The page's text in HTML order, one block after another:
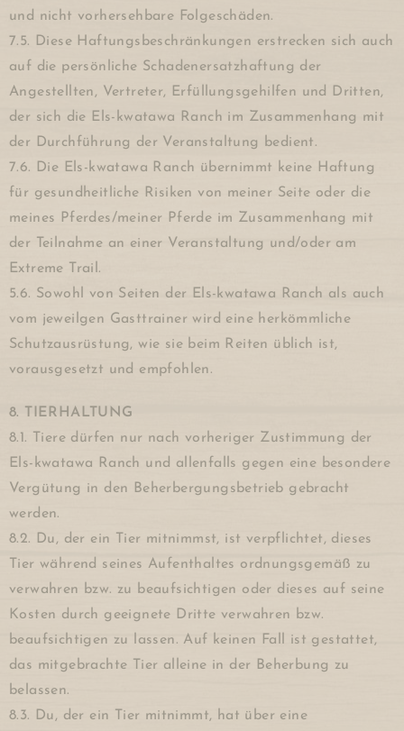
und nicht vorhersehbare Folgeschäden.
7.5. Diese Haftungsbeschränkungen erstrecken sich auch
auf die persönliche Schadenersatzhaftung der
Angestellten, Vertreter, Erfüllungsgehilfen und Dritten,
der sich die Els-kwatawa Ranch im Zusammenhang mit
der Durchführung der Veranstaltung bedient.
7.6. Die Els-kwatawa Ranch übernimmt keine Haftung
für gesundheitliche Risiken von meiner Seite oder die
meines Pferdes/meiner Pferde im Zusammenhang mit
der Teilnahme an einer Veranstaltung und/oder am
Extreme Trail.
5.6. Sowohl von Seiten der Els-kwatawa Ranch als auch
vom jeweilgen Gasttrainer wird eine herkömmliche
Schutzausrüstung, wie sie beim Reiten üblich ist,
vorausgesetzt und empfohlen.
8. TIERHALTUNG
8.1. Tiere dürfen nur nach vorheriger Zustimmung der
Els-kwatawa Ranch und allenfalls gegen eine besondere
Vergütung in den Beherbergungsbetrieb gebracht
werden.
8.2. Du, der ein Tier mitnimmst, ist verpflichtet, dieses
Tier während seines Aufenthaltes ordnungsgemäß zu
verwahren bzw. zu beaufsichtigen oder dieses auf seine
Kosten durch geeignete Dritte verwahren bzw.
beaufsichtigen zu lassen. Auf keinen Fall ist gestattet,
das mitgebrachte Tier alleine in der Beherbung zu
belassen.
8.3. Du, der ein Tier mitnimmt, hat über eine